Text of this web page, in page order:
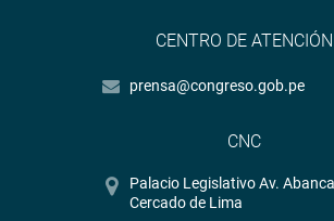
CENTRO DE ATENCIÓN
prensa@congreso.gob.pe
CNC
Palacio Legislativo Av.
Cercado de Lima